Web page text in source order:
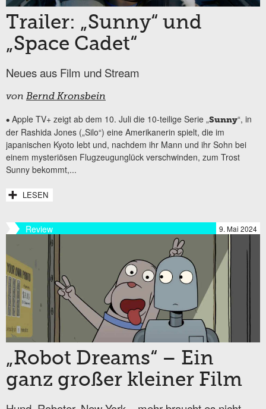
Trailer: „Sunny“ und
„Space Cadet“
Neues aus Film und Stream
von Bernd Kronsbein
• Apple TV+ zeigt ab dem 10. Juli die 10-teilige Serie „Sunny“, in
der Rashida Jones („Silo“) eine Amerikanerin spielt, die im
japanischen Kyoto lebt und, nachdem ihr Mann und ihr Sohn bei
einem mysteriösen Flugzeugunglück verschwinden, zum Trost
Sunny bekommt,...
LESEN
Review 9. Mai 2024
„Robot Dreams“ – Ein
ganz großer kleiner Film